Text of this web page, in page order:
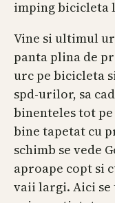
imping bicicleta
Vine si ultimul
panta plina de
urc pe bicicleta
spd-urilor, sa
binenteles tot
bine tapetat cu
schimb se vede
aproape copt si
vaii largi. Aici